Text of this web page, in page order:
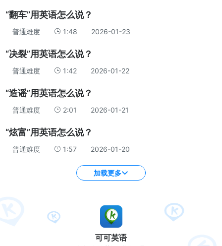
“翻车”用英语怎么说？
普通难度 1:48 2026-01-23
“决裂”用英语怎么说？
普通难度 1:42 2026-01-22
“造谣”用英语怎么说？
普通难度 2:01 2026-01-21
“炫富”用英语怎么说？
普通难度 1:57 2026-01-20
加载更多
可可英语